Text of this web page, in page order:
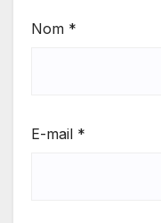
Nom *
E-mail *